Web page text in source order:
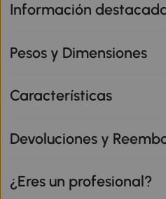
Información
Pesos y Dimensiones
Características
Devoluciones y
¿Eres un profesional?